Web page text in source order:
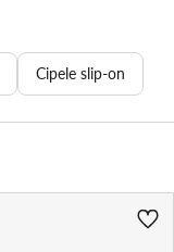
Cipele slip-on